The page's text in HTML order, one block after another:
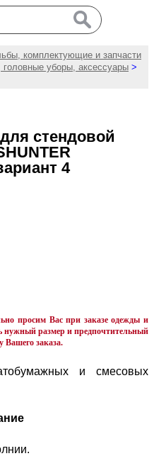
комплектующие и запчасти
уборы, аксессуары >
стендовой
4
просим Вас при заказе одежды и
нужный размер и предпочтительный
Вашего заказа.
и смесовых